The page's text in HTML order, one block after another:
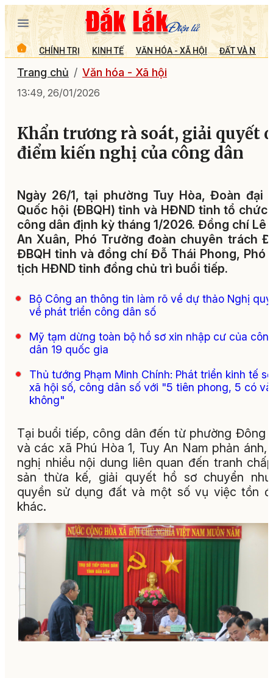
CHÍNH TRỊ KINH TẾ VĂN HÓA - XÃ HỘI ĐẤT VÀ
Trang chủ Văn hóa - Xã hội
13:49, 26/01/2026
Khẩn trương rà soát, giải quyết
điểm kiến nghị của công dân
Ngày 26/1, tại phường Tuy Hòa, Đoàn đại
Quốc hội (ĐBQH) tỉnh và HĐND tỉnh tổ chức
công dân định kỳ tháng 1/2026. Đồng chí Lê
An Xuân, Phó Trưởng đoàn chuyên trách
ĐBQH tỉnh và đồng chí Đỗ Thái Phong, Phó
tịch HĐND tỉnh đồng chủ trì buổi tiếp.
Bộ Công an thông tin làm rõ về dự thảo Nghị
về phát triển công dân số
Mỹ tạm dừng toàn bộ hồ sơ xin nhập cư của
dân 19 quốc gia
Thủ tướng Phạm Minh Chính: Phát triển kinh tế
xã hội số, công dân số với "5 tiên phong, 5 có
không"
Tại buổi tiếp, công dân đến từ phường Đông
và các xã Phú Hòa 1, Tuy An Nam phản ánh,
nghị nhiều nội dung liên quan đến tranh
sản thừa kế, giải quyết hồ sơ chuyển
quyền sử dụng đất và một số vụ việc tồn
khác.